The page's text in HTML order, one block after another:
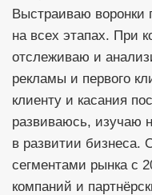
Выстраиваю воронки
на всех этапах. При
отслеживаю и
рекламы и первого
клиенту и касания
развиваюсь, изучаю
в развитии бизнеса.
сегментами рынка с
компаний и